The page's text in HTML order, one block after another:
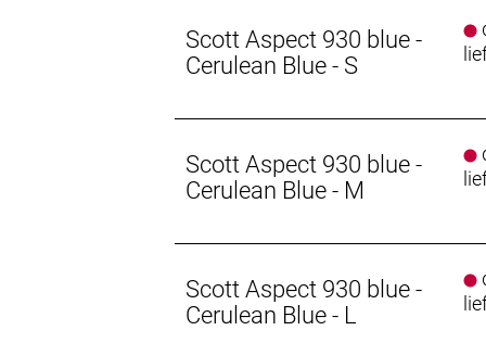
Scott Aspect 930 blue -
Cerulean Blue - S
Scott Aspect 930 blue -
Cerulean Blue - M
Scott Aspect 930 blue -
Cerulean Blue - L